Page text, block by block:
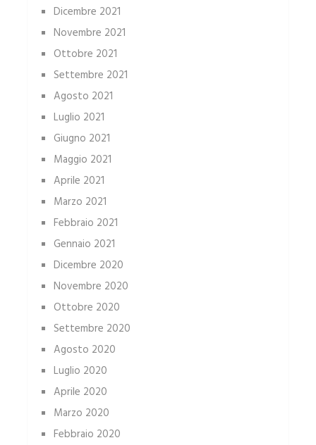
Dicembre 2021
Novembre 2021
Ottobre 2021
Settembre 2021
Agosto 2021
Luglio 2021
Giugno 2021
Maggio 2021
Aprile 2021
Marzo 2021
Febbraio 2021
Gennaio 2021
Dicembre 2020
Novembre 2020
Ottobre 2020
Settembre 2020
Agosto 2020
Luglio 2020
Aprile 2020
Marzo 2020
Febbraio 2020